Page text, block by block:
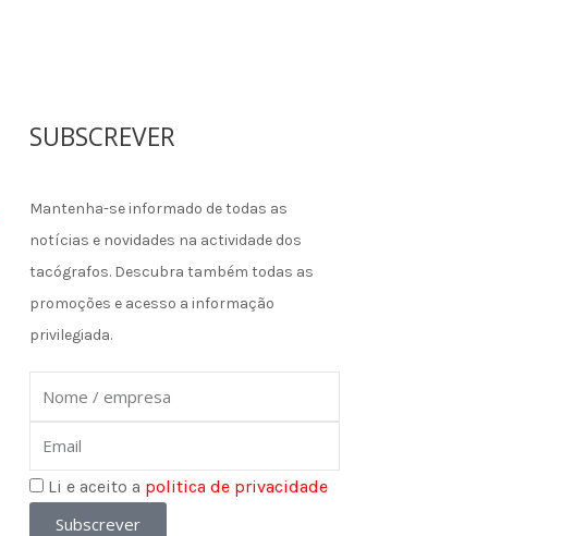
SUBSCREVER
Mantenha-se informado de todas as
notícias e novidades na actividade dos
tacógrafos. Descubra também todas as
promoções e acesso a informação
privilegiada.
Email
Li e aceito a politica de privacidade
Subscrever